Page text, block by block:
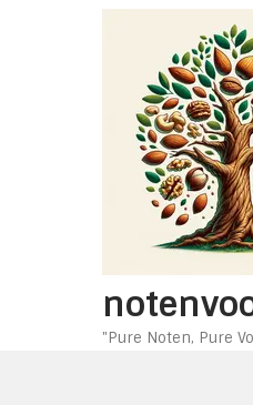
"Pure Noten, Pure